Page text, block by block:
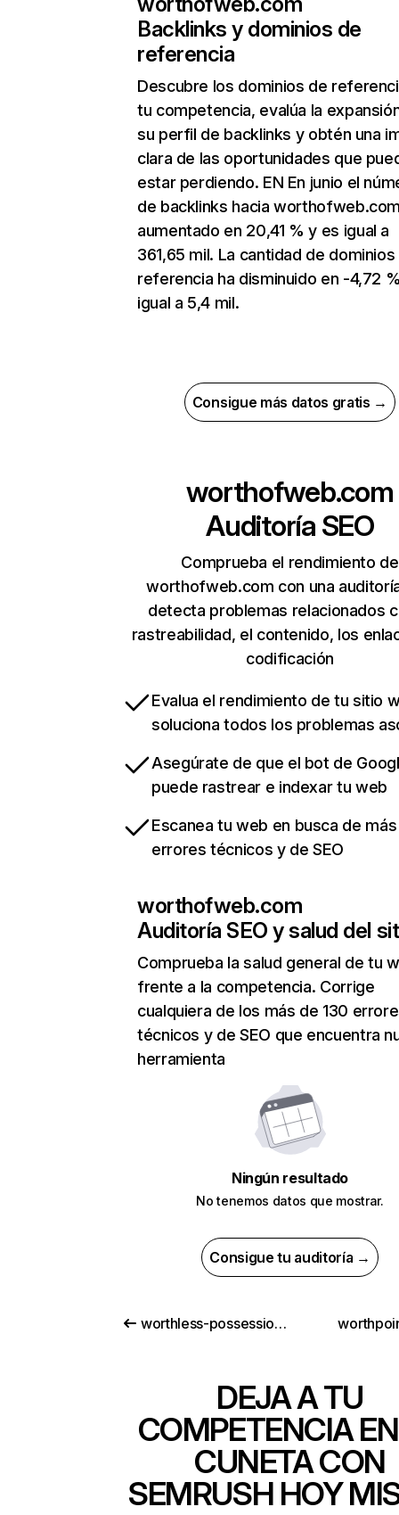
Backlinks y dominios de
referencia
Descubre los dominios de
tu competencia, evalúa la
su perfil de backlinks y obtén una
clara de las oportunidades que
estar perdiendo. EN En junio el
de backlinks hacia
aumentado en 20,41 % y es igual a
361,65 mil. La cantidad de
referencia ha disminuido en -4,72
igual a 5,4 mil.
Consigue más datos gratis →
worthofweb.com
Auditoría SEO
Comprueba el rendimiento de
worthofweb.com con una
detecta problemas relacionados
rastreabilidad, el contenido, los
codificación
Evalua el rendimiento de tu sitio
soluciona todos los problemas
Asegúrate de que el bot de
puede rastrear e indexar tu web
Escanea tu web en busca de
errores técnicos y de SEO
worthofweb.com
Auditoría SEO y salud del
Comprueba la salud general de tu
frente a la competencia. Corrige
cualquiera de los más de 130
técnicos y de SEO que encuentra
herramienta
Ningún resultado
No tenemos datos que mostrar.
Consigue tu auditoría →
worthless-possession.com
DEJA A TU
COMPETENCIA
CUNETA CON
SEMRUSH HOY